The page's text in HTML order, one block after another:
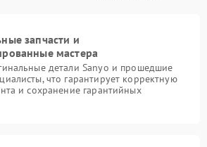
запчасти и
мастера
детали Sanyo и прошедшие
что гарантирует корректную
и сохранение гарантийных